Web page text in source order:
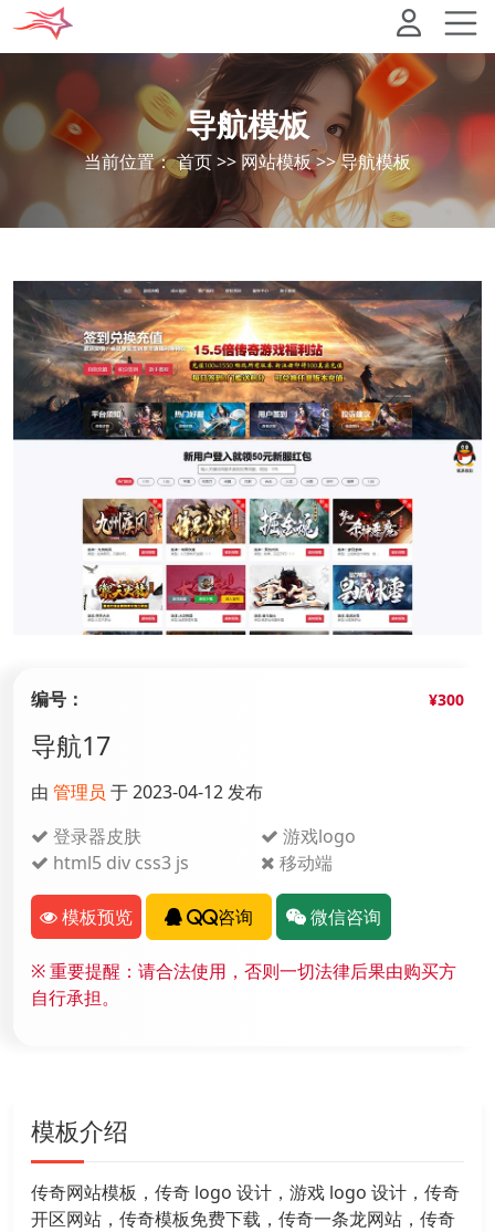
导航模板
当前位置：首页>> 网站模板>>导航模板
编号： ¥300
导航17
由 管理员 于 2023-04-12 发布
登录器皮肤
游戏logo
html5 div css3 js
移动端
模板预览 QQ咨询 微信咨询
※重要提醒：请合法使用，否则一切法律后果由购买方
自行承担。
模板介绍
传奇网站模板，传奇 logo 设计，游戏 logo 设计，传奇
开区网站，传奇模板免费下载，传奇一条龙网站，传奇